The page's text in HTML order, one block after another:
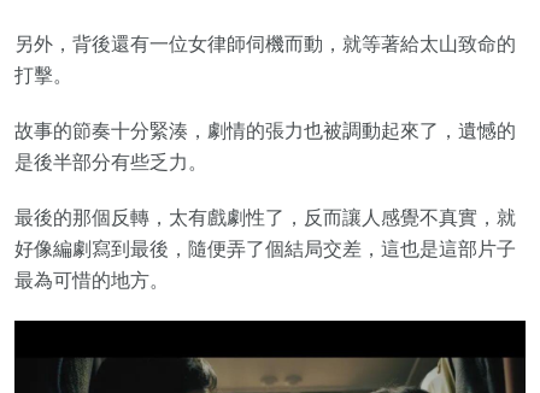
另外，背後還有一位女律師伺機而動，就等著給太山致命的
打擊。
故事的節奏十分緊湊，劇情的張力也被調動起來了，遺憾的
是後半部分有些乏力。
最後的那個反轉，太有戲劇性了，反而讓人感覺不真實，就
好像編劇寫到最後，隨便弄了個結局交差，這也是這部片子
最為可惜的地方。